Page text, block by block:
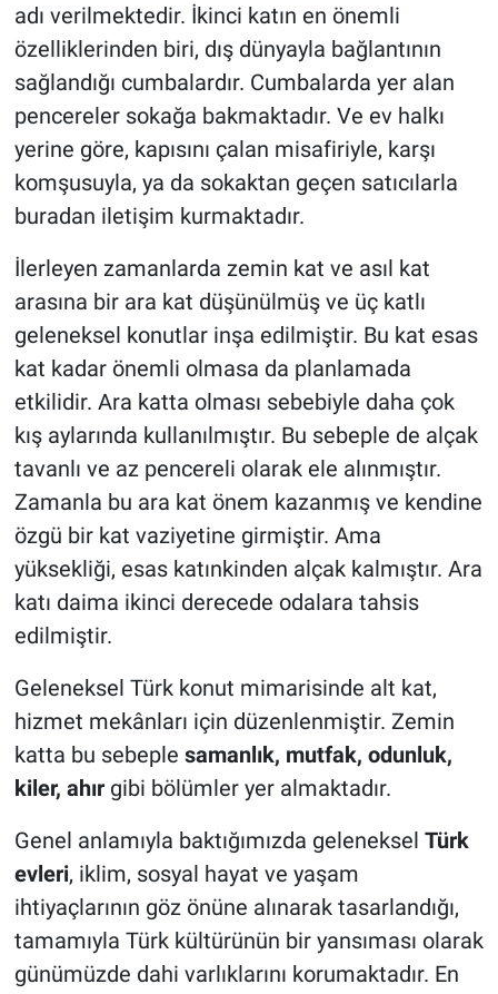
adı verilmektedir. İkinci katın en önemli
özelliklerinden biri, dış dünyayla bağlantının
sağlandığı cumbalardır. Cumbalarda yer alan
pencereler sokağa bakmaktadır. Ve ev halkı
yerine göre, kapısını çalan misafiriyle, karşı
komşusuyla, ya da sokaktan geçen satıcılarla
buradan iletişim kurmaktadır.
İlerleyen zamanlarda zemin kat ve asıl kat
arasına bir ara kat düşünülmüş ve üç katlı
geleneksel konutlar inşa edilmiştir. Bu kat esas
kat kadar önemli olmasa da planlamada
etkilidir. Ara katta olması sebebiyle daha çok
kış aylarında kullanılmıştır. Bu sebeple de alçak
tavanlı ve az pencereli olarak ele alınmıştır.
Zamanla bu ara kat önem kazanmış ve kendine
özgü bir kat vaziyetine girmiştir. Ama
yüksekliği, esas katınkinden alçak kalmıştır. Ara
katı daima ikinci derecede odalara tahsis
edilmiştir.
Geleneksel Türk konut mimarisinde alt kat,
hizmet mekânları için düzenlenmiştir. Zemin
katta bu sebeple samanlık, mutfak, odunluk,
kiler, ahırgibi bölümler yer almaktadır.
Genel anlamıyla baktığımızda geleneksel Türk
evleri, iklim, sosyal hayat ve yaşam
ihtiyaçlarının göz önüne alınarak tasarlandığı,
tamamıyla Türk kültürünün bir yansıması olarak
günümüzde dahi varlıklarını korumaktadır. En